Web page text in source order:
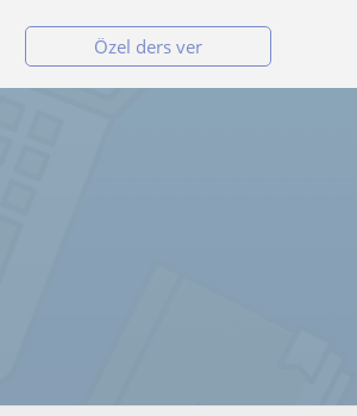
Özel ders ver